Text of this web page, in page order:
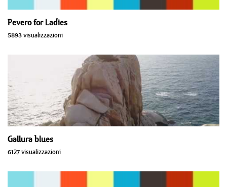
Pevero for Ladies
5893 visualizzazioni
Gallura blues
6127 visualizzazioni